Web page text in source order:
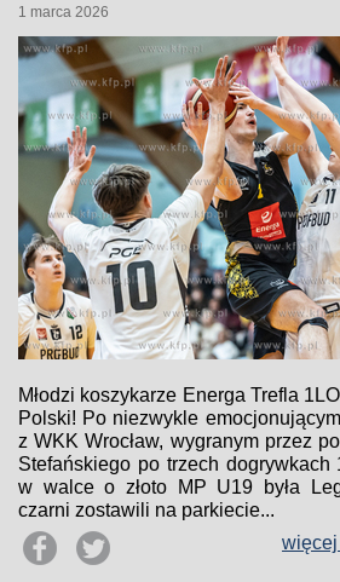
1 marca 2026
Młodzi koszykarze Energa Trefla
Polski! Po niezwykle
z WKK Wrocław, wygranym przez
Stefańskiego po trzech dogrywkach
w walce o złoto MP U19 była
czarni zostawili na parkiecie...
więcej